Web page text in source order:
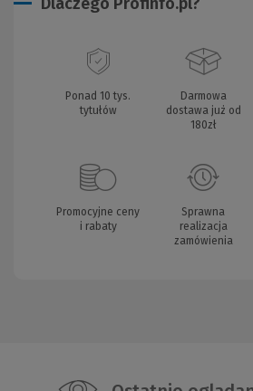
Ponad 10 tys.
tytułów
Darmowa
dostawa już od
180zł
Promocyjne ceny
i rabaty
Sprawna
realizacja
zamówienia